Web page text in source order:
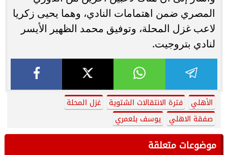
المصري ضمن اهتمامات النادي، وهما يحيى زكريا
لاعب غزل المحلة، وتوفيق محمد الظهير الأيسر
لنادي بتروجيت.
الأهلي فترة الانتقالات الشتوية
غزل المحلة
صفقة الاهلي
يوسف بلعمري
موضوعات متعلقة